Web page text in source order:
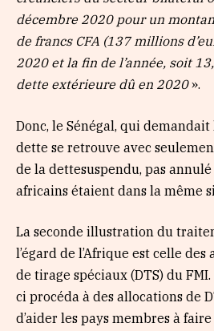
décembre 2020 pour un
de francs CFA (137 millions
2020 et la fin de l’année, soit
dette extérieure dû en 2020».
Donc, le Sénégal, qui demandait
dette se retrouve avec
de la dettesuspendu, pas annulé
africains étaient dans la même
La seconde illustration du
l’égard de l’Afrique est celle
de tirage spéciaux (DTS) du
ci procéda à des allocations de
d’aider les pays membres à